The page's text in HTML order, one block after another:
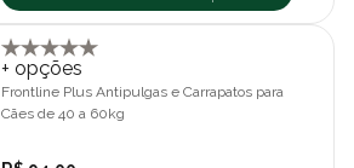
+ opções
Frontline Plus Antipulgas e Carrapatos para
Cães de 40 a 60kg